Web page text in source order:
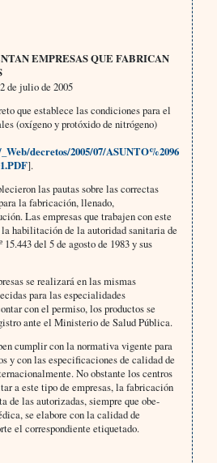
EMPRESAS QUE FABRICAN
de julio de 2005
que establece las condiciones para el
(oxígeno y protóxido de nitrógeno)
decretos/2005/07/ASUNTO%2096
].
las pautas sobre las correctas
la fabricación, llenado,
Las empresas que trabajen con este
la habili­tación de la autoridad sanitaria de
del 5 de agosto de 1983 y sus
se realizará en las mismas
para las especialida­des
con el permiso, los productos se
ante el Ministerio de Salud Pública.
cumplir con la normativa vigente para
y con las especi­ficaciones de calidad de
No obstante los centros
a este tipo de empresas, la fabricación
de las autorizadas, siempre que obe­
se elabore con la calidad de
el correspondiente etiquetado.